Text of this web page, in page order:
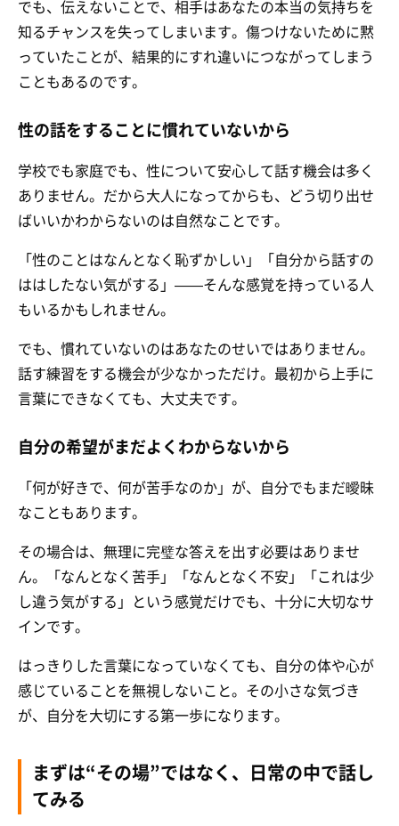
でも、伝えないことで、相手はあなたの本当の気持ちを
知るチャンスを失ってしまいます。傷つけないために黙
っていたことが、結果的にすれ違いにつながってしまう
こともあるのです。
性の話をすることに慣れていないから
学校でも家庭でも、性について安心して話す機会は多く
ありません。だから大人になってからも、どう切り出せ
ばいいかわからないのは自然なことです。
「性のことはなんとなく恥ずかしい」「自分から話すの
ははしたない気がする」——そんな感覚を持っている人
もいるかもしれません。
でも、慣れていないのはあなたのせいではありません。
話す練習をする機会が少なかっただけ。最初から上手に
言葉にできなくても、大丈夫です。
自分の希望がまだよくわからないから
「何が好きで、何が苦手なのか」が、自分でもまだ曖昧
なこともあります。
その場合は、無理に完璧な答えを出す必要はありませ
ん。「なんとなく苦手」「なんとなく不安」「これは少
し違う気がする」という感覚だけでも、十分に大切なサ
インです。
はっきりした言葉になっていなくても、自分の体や心が
感じていることを無視しないこと。その小さな気づき
が、自分を大切にする第一歩になります。
まずは“その場”ではなく、日常の中で話し
てみる